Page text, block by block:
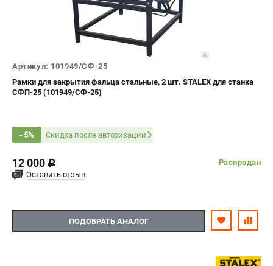
Артикул: 101949/СФ-25
Рамки для закрытия фальца стальные, 2 шт. STALEX для станка
СФП-25 (101949/СФ-25)
- 5% Скидка после авторизации
12 000 c
Распродан
Оставить отзыв
ПОДОБРАТЬ АНАЛОГ